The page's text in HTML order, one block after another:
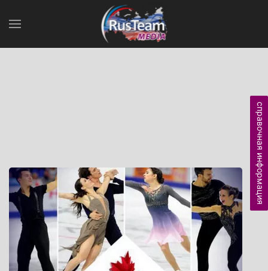
справочная информация